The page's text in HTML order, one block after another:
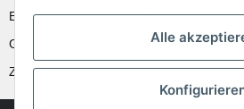
Euroline
Günzburger
Zarges
Alle